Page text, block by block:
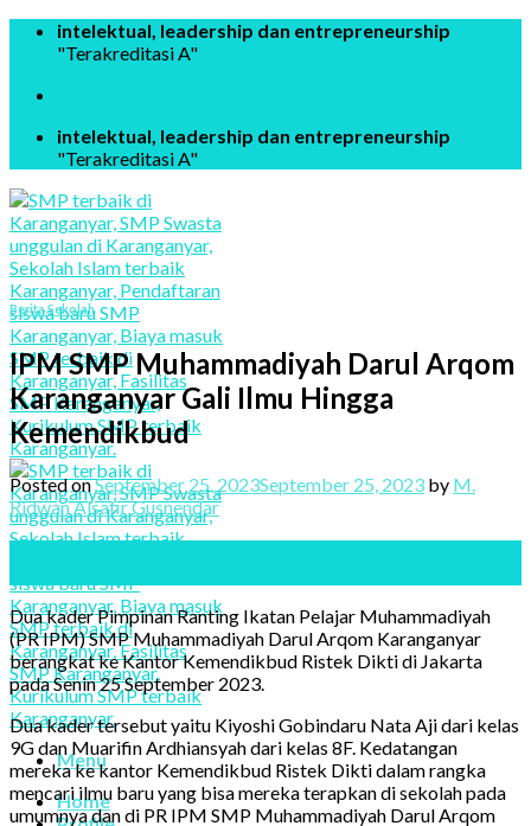
Skip
intelektual, leadership dan entrepreneurship
"Terakreditasi A"
intelektual, leadership dan entrepreneurship
"Terakreditasi A"
Menu
Home
Berita Sekolah
IPM SMP Muhammadiyah Darul Arqom
Karanganyar Gali Ilmu Hingga
Kemendikbud
Posted onSeptember 25, 2023September 25, 2023 by M.
Ridwan Alsafir Gusnendar
Dua kader Pimpinan Ranting Ikatan Pelajar Muhammadiyah
(PR IPM) SMP Muhammadiyah Darul Arqom Karanganyar
berangkat ke Kantor Kemendikbud Ristek Dikti di Jakarta
pada Senin 25 September 2023.
Dua kader tersebut yaitu Kiyoshi Gobindaru Nata Aji dari kelas
9G dan Muarifin Ardhiansyah dari kelas 8F. Kedatangan
mereka ke kantor Kemendikbud Ristek Dikti dalam rangka
mencari ilmu baru yang bisa mereka terapkan di sekolah pada
umumnya dan di PR IPM SMP Muhammadiyah Darul Arqom